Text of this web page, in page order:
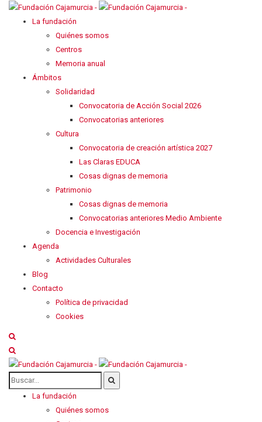
La fundación
Quiénes somos
Centros
Memoria anual
Ámbitos
Solidaridad
Convocatoria de Acción Social 2026
Convocatorias anteriores
Cultura
Convocatoria de creación artística 2027
Las Claras EDUCA
Cosas dignas de memoria
Patrimonio
Cosas dignas de memoria
Convocatorias anteriores Medio Ambiente
Docencia e Investigación
Agenda
Actividades Culturales
Blog
Contacto
Política de privacidad
Cookies
La fundación
Quiénes somos